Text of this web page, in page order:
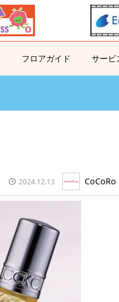
フロアガイド サービ
2024.12.13